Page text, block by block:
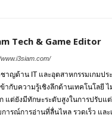
Tech & Game Editor
ชาญด้าน IT และอุตสาหกรรมเกมป
ากับความรู้เชิงลึกด้านเทคโนโลยี
ก แต่ยังมีทักษะระดับสูงในการปรับแ
การณ์การอ่านที่ลื่นไหล รวดเร็ว แ